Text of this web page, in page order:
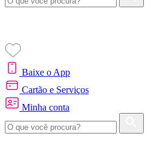
Baixe o App
Cartão e Serviços
Minha conta